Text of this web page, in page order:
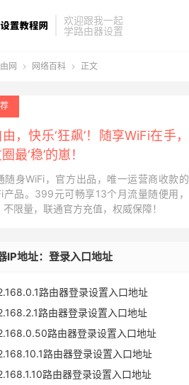
欢迎跟我一起
学路由器设置
网  网络百科  正文
，快乐‘狂飙’！随享WiFi在手，
最‘稳’的崽！
随身WiFi，官方出品，唯一运营商收款的
产品。399元可畅享13个月流量随便用，
不限量，联通官方充值，权威保障！
IP地址：登录入口地址
路由器登录设置入口地址
路由器登录设置入口地址
路由器登录设置入口地址
路由器登录设置入口地址
路由器登录设置入口地址